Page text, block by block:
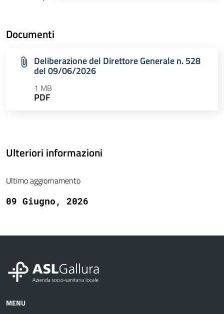
Documenti
Deliberazione del Direttore Generale n. 528
del 09/06/2026
1 MB
PDF
Ulteriori informazioni
Ultimo aggiornamento
09 Giugno, 2026
MENU